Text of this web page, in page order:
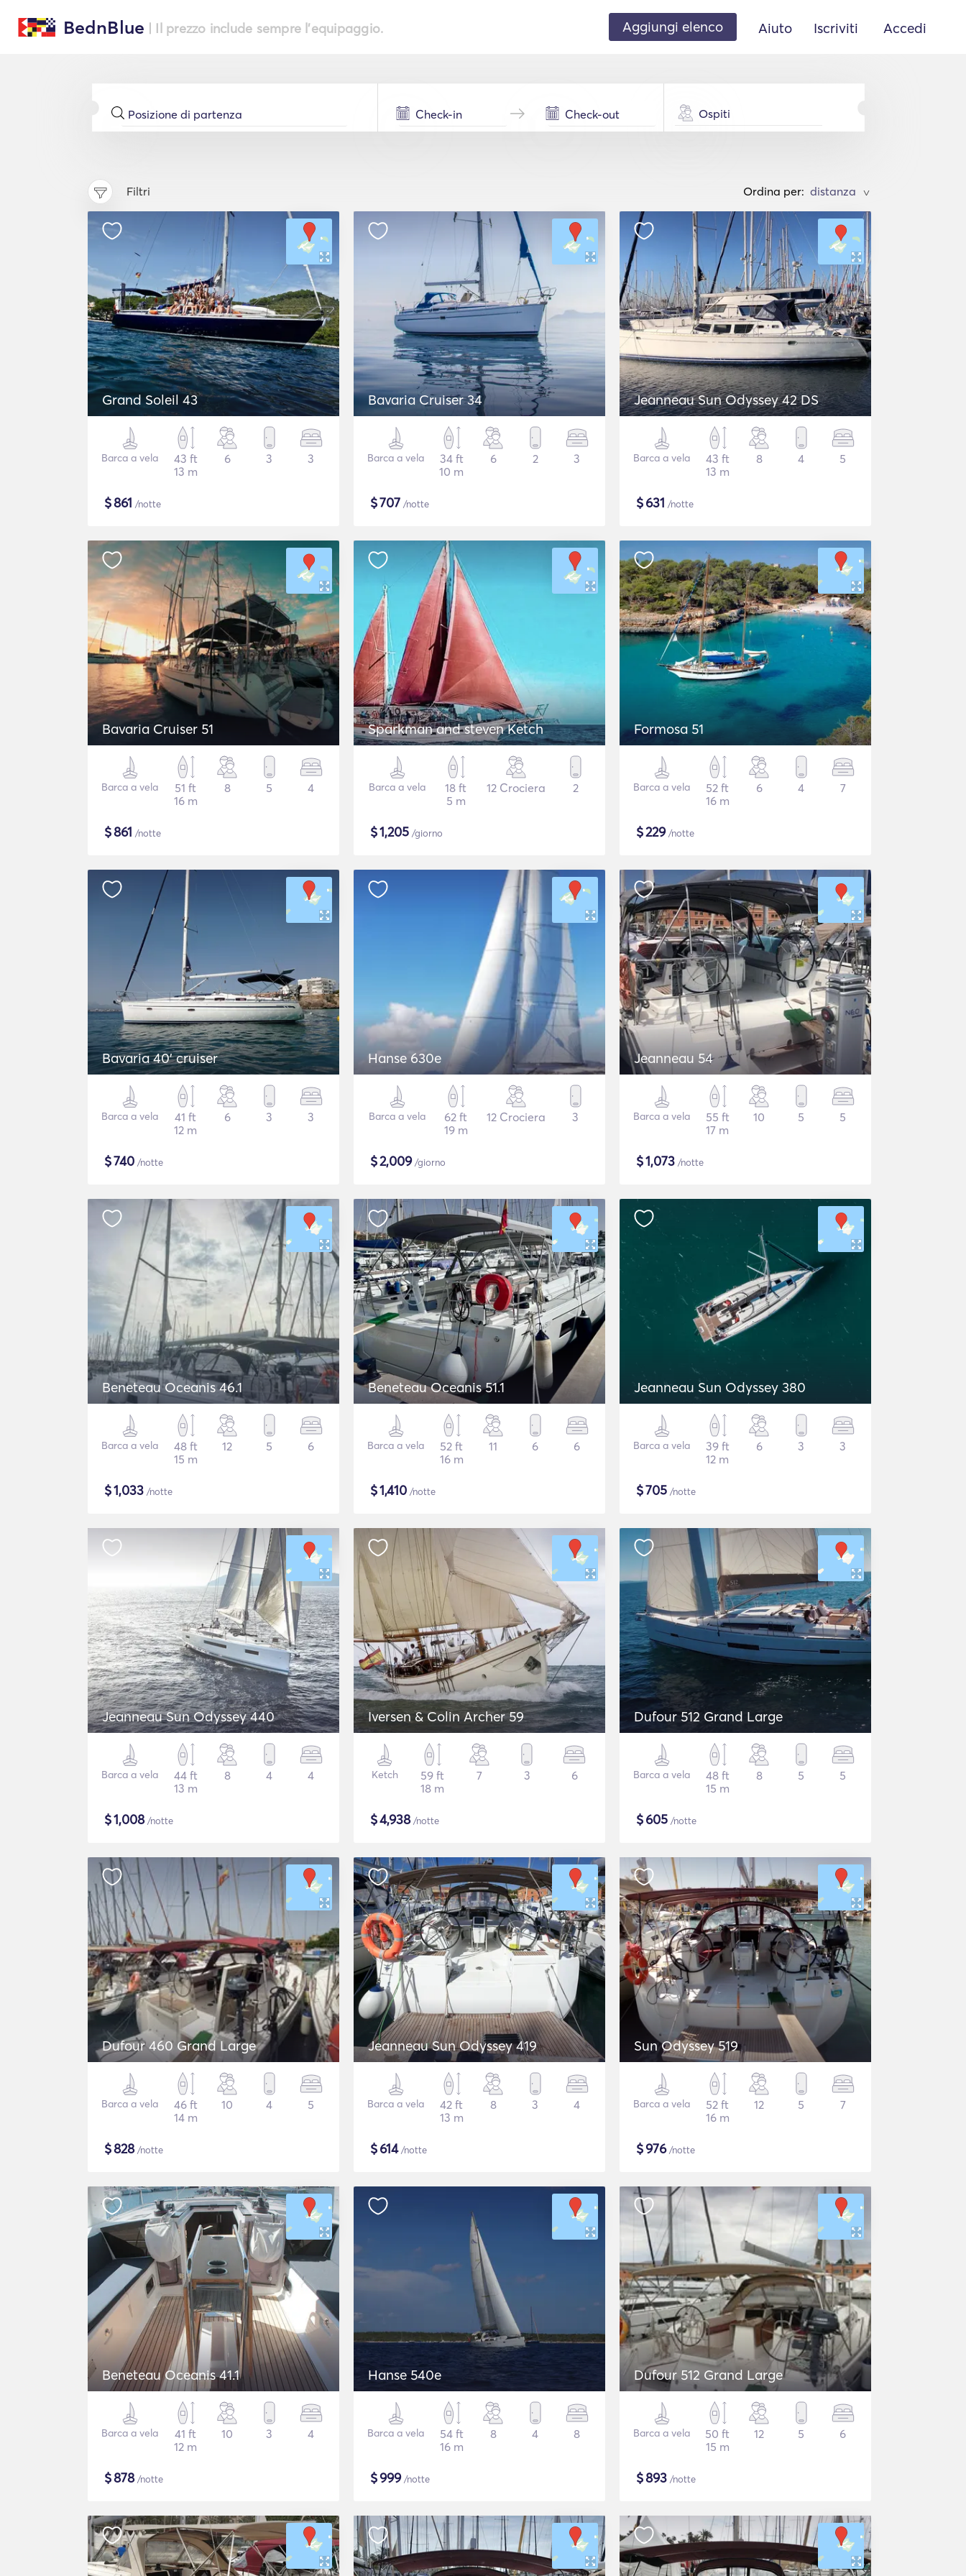
BednBlue | Il prezzo include sempre l'equipaggio. Aggiungi elenco Aiuto Iscriviti Accedi
Ospiti
Filtri Ordina per: >
Grand Soleil 43
Barca a vela
43 ft
13 m
6 3 3
$861 /notte
Bavaria Cruiser 34
Barca a vela
34 ft
10 m
6 2 3
$707 /notte
Jeanneau Sun Odyssey 42 DS
Barca a vela
43 ft
13 m
8 4 5
$631 /notte
Bavaria Cruiser 51
Barca a vela
51 ft
16 m
8 5 4
$861 /notte
Sparkman and steven Ketch
Barca a vela
18 ft
5 m
12 Crociera 2
$1,205 /giorno
Formosa 51
Barca a vela
52 ft
16 m
6 4 7
$229/notte
Bavaria 40' cruiser
Barca a vela
41 ft
12 m
6 3 3
$740 /notte
Hanse 630e
Barca a vela
62 ft
19 m
12 Crociera 3
$2,009/giorno
Jeanneau 54
Barca a vela
55 ft
17 m
10 5 5
$1,073 /notte
Beneteau Oceanis 46.1
Barca a vela
48 ft
15 m
12 5 6
$1,033 /notte
Beneteau Oceanis 51.1
Barca a vela
52 ft
16 m
11 6 6
$1,410 /notte
Jeanneau Sun Odyssey 380
Barca a vela
39 ft
12 m
6 3 3
$705 /notte
Jeanneau Sun Odyssey 440
Barca a vela
44 ft
13 m
8 4 4
$1,008/notte
Iversen & Colin Archer 59
Ketch
59 ft
18 m
7 3 6
$4,938/notte
Dufour 512 Grand Large
Barca a vela
48 ft
15 m
8 5 5
$605 /notte
Dufour 460 Grand Large
Barca a vela
46 ft
14 m
10 4 5
$828/notte
Jeanneau Sun Odyssey 419
Barca a vela
42 ft
13 m
8 3 4
$614/notte
Sun Odyssey 519
Barca a vela
52 ft
16 m
12 5 7
$976/notte
Beneteau Oceanis 41.1
Barca a vela
41 ft
12 m
10 3 4
$878/notte
Hanse 540e
Barca a vela
54 ft
16 m
8 4 8
$999/notte
Dufour 512 Grand Large
Barca a vela
50 ft
15 m
12 5 6
$893 /notte